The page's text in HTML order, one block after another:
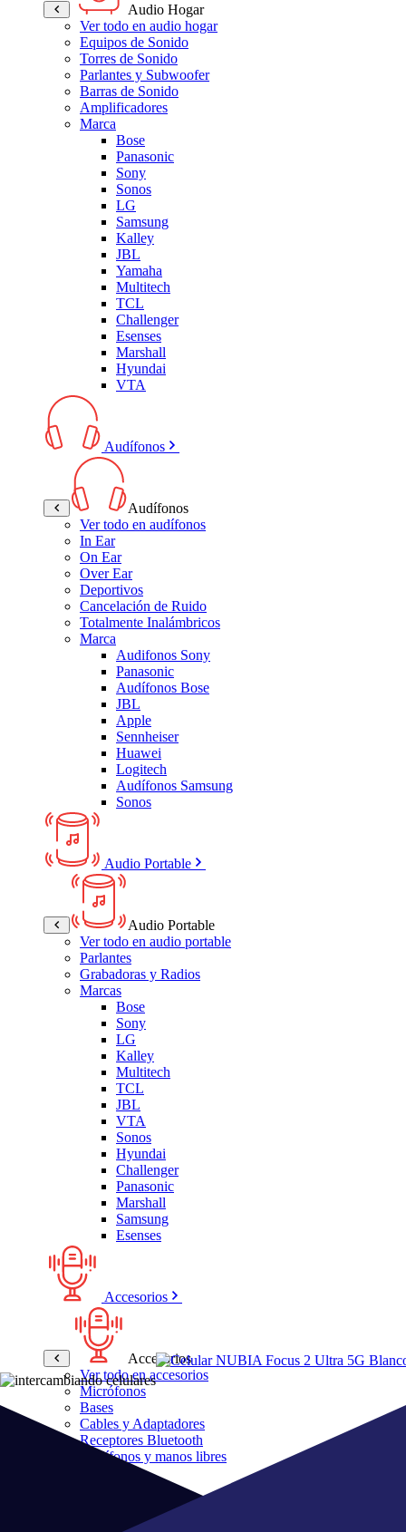
Audio Hogar
Ver todo en audio hogar
Equipos de Sonido
Torres de Sonido
Parlantes y Subwoofer
Barras de Sonido
Amplificadores
Marca
Bose
Panasonic
Sony
Sonos
LG
Samsung
Kalley
JBL
Yamaha
Multitech
TCL
Challenger
Esenses
Marshall
Hyundai
VTA
Audífonos
Audífonos
Ver todo en audífonos
In Ear
On Ear
Over Ear
Deportivos
Cancelación de Ruido
Totalmente Inalámbricos
Marca
Audifonos Sony
Panasonic
Audífonos Bose
JBL
Apple
Sennheiser
Huawei
Logitech
Audífonos Samsung
Sonos
Audio Portable
Audio Portable
Ver todo en audio portable
Parlantes
Grabadoras y Radios
Marcas
Bose
Sony
LG
Kalley
Multitech
TCL
JBL
VTA
Sonos
Hyundai
Challenger
Panasonic
Marshall
Samsung
Esenses
Accesorios
Accesorios
Ver todo en accesorios
Micrófonos
Bases
Cables y Adaptadores
Receptores Bluetooth
Audífonos y manos libres